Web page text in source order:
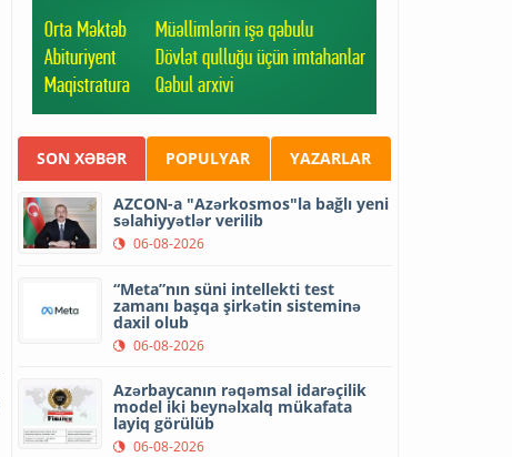
SON XƏBƏR POPULYAR YAZARLAR
AZCON-a "Azərkosmos"la bağlı yeni
səlahiyyətlər verilib
06-08-2026
“Meta”nın süni intellekti test
zamanı başqa şirkətin sisteminə
daxil olub
06-08-2026
Azərbaycanın rəqəmsal idarəçilik
model iki beynəlxalq mükafata
layiq görülüb
06-08-2026